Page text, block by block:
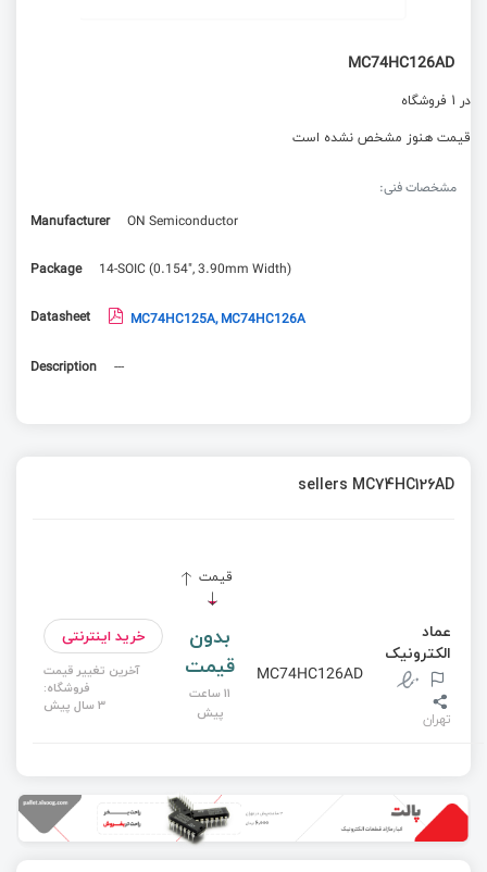
MC74HC126AD
در 1 فروشگاه
قیمت هنوز مشخص نشده است
مشخصات فنی:
Manufacturer
ON Semiconductor
Package 14-SOIC (0.154", 3.90mm Width)
Datasheet MC74HC125A, MC74HC126A
Description ---
sellers MC74HC126AD
قیمت
عماد
الکترونیک
تهران
MC74HC126AD
بدون
قیمت
11 ساعت
پیش
خرید اینترنتی
آخرین تغییر قیمت
فروشگاه:
3 سال پیش